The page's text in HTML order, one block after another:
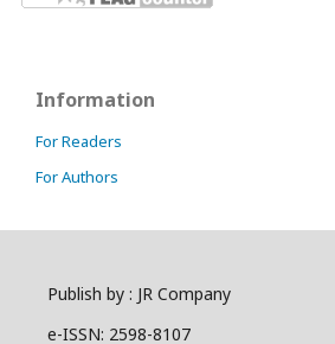
Information
For Readers
For Authors
Publish by : JR Company
e-ISSN: 2598-8107